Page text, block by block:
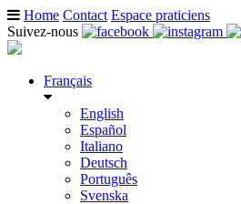
Home Contact Espace praticiens
Suivez-nous
Français
English
Español
Italiano
Deutsch
Português
Svenska